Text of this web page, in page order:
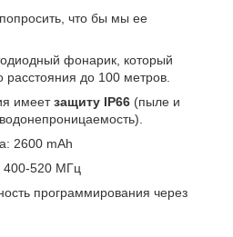
что бы мы ее
фонарик, который
расстояния до 100 метров.
имеетзащиту IP66 (пыле и
2600 mAh
400-520 МГц
программирования через